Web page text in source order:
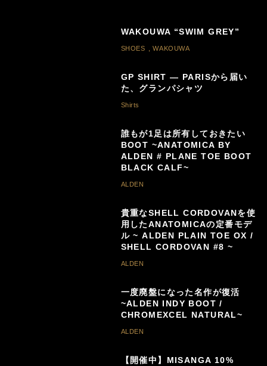
WAKOUWA “SWIM GREY”
SHOES ,WAKOUWA
GP SHIRT — PARISから届い
た、グランパシャツ
Shirts
誰もが1足は所有しておきたい
BOOT ~ANATOMICA BY
ALDEN # PLANE TOE BOOT
BLACK CALF~
ALDEN
貴重なSHELL CORDOVANを使
用したANATOMICAの定番モデ
ル ~ ALDEN PLAIN TOE OX /
SHELL CORDOVAN #8 ~
ALDEN
一度廃盤になった名作が復活
~ALDEN INDY BOOT /
CHROMEXCEL NATURAL~
ALDEN
【開催中】MISANGA 10%